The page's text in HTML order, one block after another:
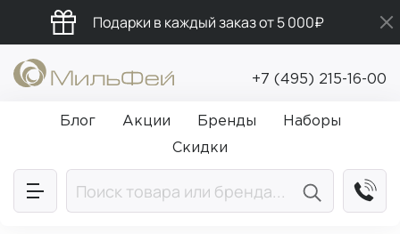
Подарки в каждый заказ от 5 000₽
Бесплатная доставка от 5 000₽
Промокод ПРИВЕТ
+7 (495) 215-16-00
Блог Акции Бренды
Наборы
Скидки